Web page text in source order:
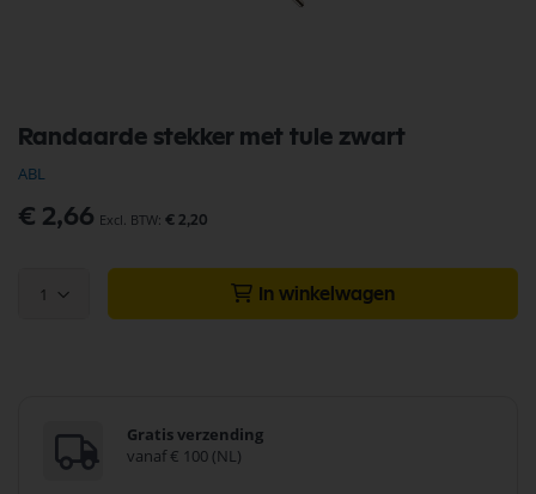
Randaarde stekker met tule zwart
ABL
€ 2,66 € 2,20
1 In winkelwagen
Gratis verzending
vanaf € 100 (NL)
naar
het
begin
van
de